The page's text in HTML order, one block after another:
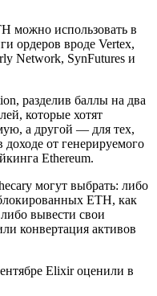
можно использовать в
ордеров вроде Vertex,
Network, SynFutures и
разделив баллы на два
которые хотят
а другой — для тех,
доходе от генерируемого
Ethereum.
могут выбрать: либо
ETH, как
вывести свои
конвертация активов
Elixir оценили в